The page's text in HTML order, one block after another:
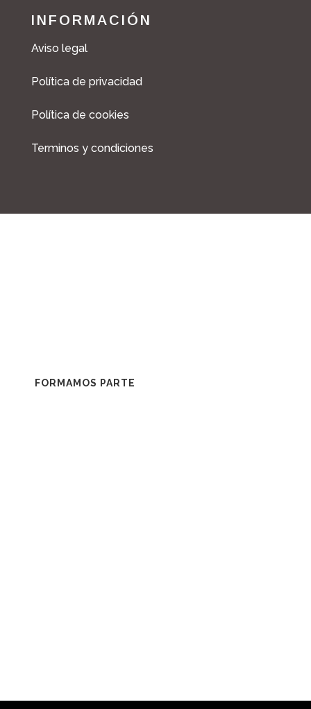
c
e
b
o
k
s
t
a
g
a
INFORMACIÓN
Aviso legal
Política de privacidad
Política de cookies
Terminos y condiciones
FORMAMOS PARTE